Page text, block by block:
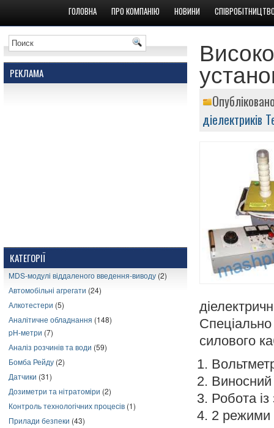
ГОЛОВНА ПРО КОМПАНІЮ НОВИНИ
РЕКЛАМА
КАТЕГОРІЇ
MDS-модулі віддаленого введення-виводу (2)
Автомобільні агрегати (24)
Алкотестери (5)
Аналітичне обладнання (148)
pH-метри (7)
Аналіз розчинів та води (59)
Бомба Рейду (2)
Датчики (31)
Дозиметри та нітратоміри (2)
Контроль технологічних процесів (1)
Прилади безпеки (43)
діелектриків
силового
Виносний
Робота
2